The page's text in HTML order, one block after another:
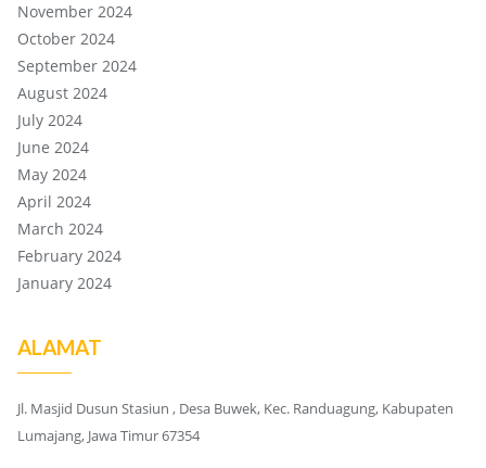
November 2024
October 2024
September 2024
August 2024
July 2024
June 2024
May 2024
April 2024
March 2024
February 2024
January 2024
ALAMAT
Jl. Masjid Dusun Stasiun , Desa Buwek, Kec. Randuagung, Kabupaten
Lumajang, Jawa Timur 67354